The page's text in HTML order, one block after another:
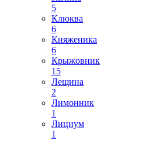
5
Клюква
6
Княженика
6
Крыжовник
15
Лещина
2
Лимонник
1
Лициум
1